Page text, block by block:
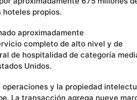
hoteles propios.
aproximadamente
completo de alto nivel y de
de hospitalidad de categoría
Unidos.
y la propiedad
La transacción agrega nueve